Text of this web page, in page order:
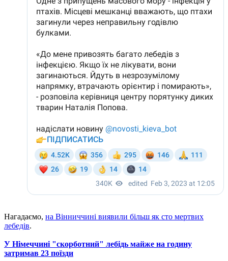
Нагадаємо, на Вінниччині виявили більш як сто мертвих
лебедів.
У Німеччині "скорботний" лебідь майже на годину
затримав 23 поїзди